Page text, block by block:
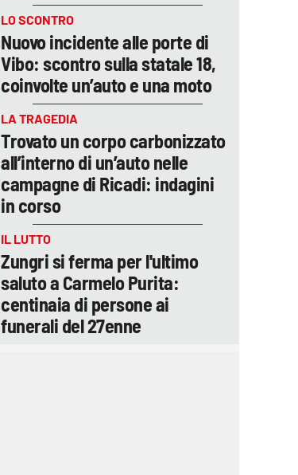
LO SCONTRO
Nuovo incidente alle porte di
Vibo: scontro sulla statale 18,
coinvolte un’auto e una moto
LA TRAGEDIA
Trovato un corpo carbonizzato
all’interno di un’auto nelle
campagne di Ricadi: indagini
in corso
IL LUTTO
Zungri si ferma per l'ultimo
saluto a Carmelo Purita:
centinaia di persone ai
funerali del 27enne